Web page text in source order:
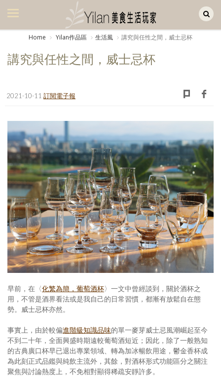
美食集
生活風
書房集
日記簿
餐桌週記
享樂隨手拍
照相簿
影音區
創意出版服務
歷史區
關於Yilan
個人著作
活動實況記錄
媒體報導一覽
Home Yilan作品區 生活風 講究與任性之間，威士忌杯
講究與任性之間，威士忌杯
2021-10-11 訂閱電子報
早前，在〈化繁為簡，葡萄酒杯〉一文中曾經談到，關於酒杯之
用，不管是酒界看法或是我自己的日常習慣，都漸有放鬆自在態
勢。威士忌杯亦然。
事實上，由於較偏進階級知識品味的單一麥芽威士忌風潮崛起至今
不到二十年，全面興盛時期遠較葡萄酒短近；因此，除了一般熟知
的古典廣口杯早已退出專業領域、轉為加冰暢飲用途，鬱金香杯成
為此刻正式品鑑與純飲主流外，其餘，對酒杯形式功能區分之關注
聚焦與討論熱度上，不免相對顯得稀疏安靜許多。